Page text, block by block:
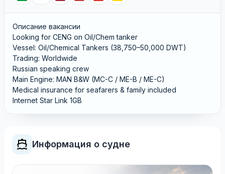
Описание вакансии
Looking for CENG on Oil/Chem tanker
Vessel: Oil/Chemical Tankers (38,750–50,000 DWT)
Trading: Worldwide
Russian speaking crew
Main Engine: MAN B&W (MC-C / ME-B / ME-C)
Medical insurance for seafarers & family included
Internet Star Link 1GB
Информация о судне